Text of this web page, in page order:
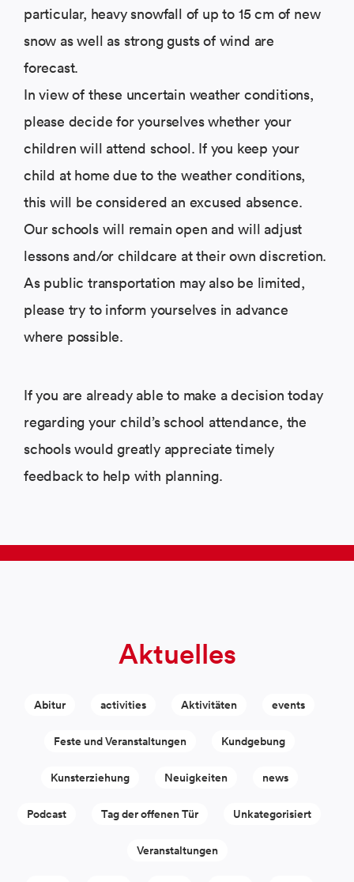
particular, heavy snowfall of up to 15 cm of new
snow as well as strong gusts of wind are
forecast.
In view of these uncertain weather conditions,
please decide for yourselves whether your
children will attend school. If you keep your
child at home due to the weather conditions,
this will be considered an excused absence.
Our schools will remain open and will adjust
lessons and/or childcare at their own discretion.
As public transportation may also be limited,
please try to inform yourselves in advance
where possible.
If you are already able to make a decision today
regarding your child’s school attendance, the
schools would greatly appreciate timely
feedback to help with planning.
Aktuelles
Abitur activities Aktivitäten events
Feste und Veranstaltungen Kundgebung
Kunsterziehung Neuigkeiten news
Podcast Tag der offenen Tür Unkategorisiert
Veranstaltungen